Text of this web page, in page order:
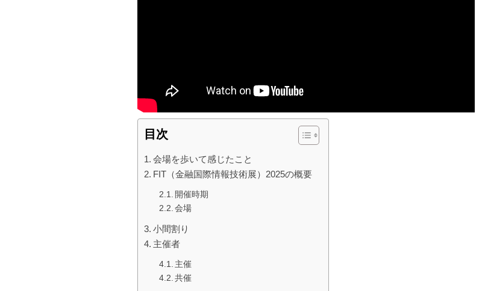
目次
会場を歩いて感じたこと
FIT（金融国際情報技術展）2025の概要
開催時期
会場
小間割り
主催者
主催
共催